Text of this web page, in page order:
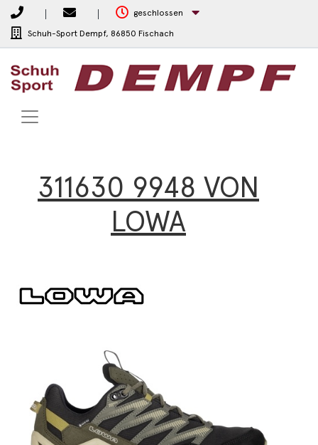
geschlossen
Schuh-Sport Dempf, 86850 Fischach
311630 9948 VON
LOWA